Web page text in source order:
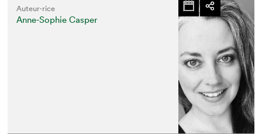
Auteur·rice
Anne-Sophie Casper